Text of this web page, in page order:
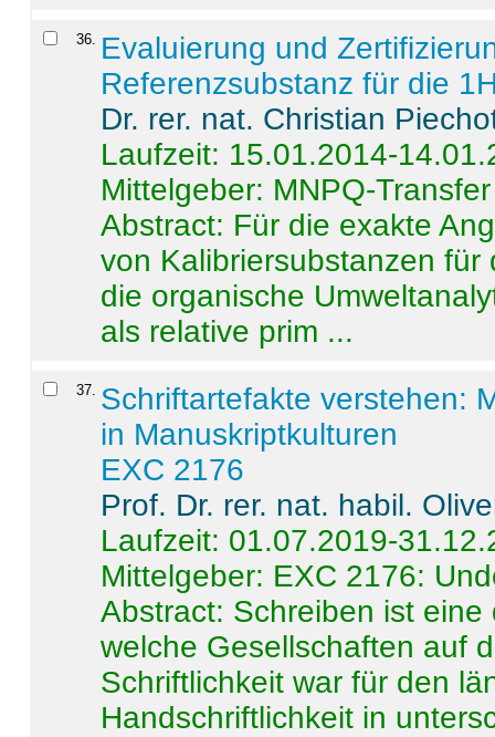
36. Evaluierung und
Referenzsubstanz für die
Dr. rer. nat. Christian
Laufzeit: 15.01.2014-
Mittelgeber: MNPQ-Transfer
Abstract: Für die exakte
von Kalibriersubstanzen
die organische
als relative prim ...
37. Schriftartefakte verstehen:
in Manuskriptkulturen
EXC 2176
Prof. Dr. rer. nat. habil.
Laufzeit: 01.07.2019-
Mittelgeber: EXC 2176:
Abstract: Schreiben ist
welche Gesellschaften auf
Schriftlichkeit war für den
Handschriftlichkeit in